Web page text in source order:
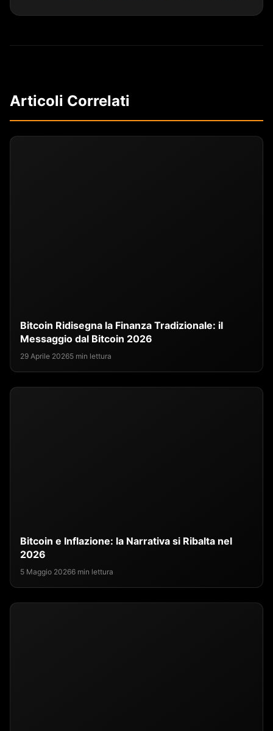
Articoli Correlati
Bitcoin Ridisegna la Finanza Tradizionale: il
Messaggio dal Bitcoin 2026
29 Aprile 20265 min lettura
Bitcoin e Inflazione: la Narrativa si Ribalta nel
2026
5 Maggio 20266 min lettura